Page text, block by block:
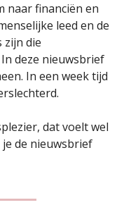
naar financiën en
leed en de
zijn die
deze nieuwsbrief
In een week tijd
dat voelt wel
de nieuwsbrief